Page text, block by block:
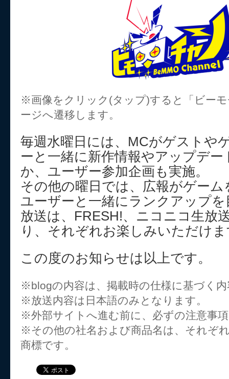
※画像をクリック(タップ)すると「ビー
ージへ遷移します。
毎週水曜日には、MCがゲストや
ーと一緒に新作情報やアップデ
か、ユーザー参加企画も実施。
その他の曜日では、広報がゲー
ユーザーと一緒にランクアップ
放送は、FRESH!、ニコニコ生放
り、それぞれお楽しみいただけ
この度のお知らせは以上です。
※blogの内容は、掲載時の仕様に基づく
※放送内容は日本語のみとなります。
※外部サイトへ進む前に、必ずの注意事
※その他の社名および商品名は、それぞ
商標です。